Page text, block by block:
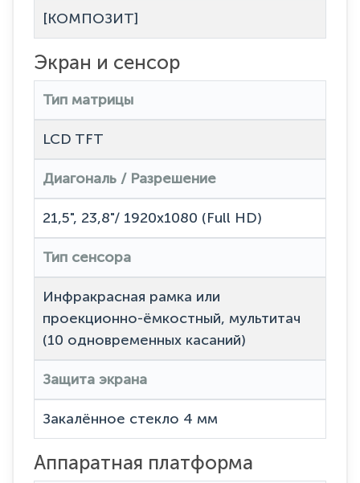
[КОМПОЗИТ]
Экран и сенсор
Тип матрицы
LCD TFT
Диагональ / Разрешение
21,5", 23,8"/ 1920x1080 (Full HD)
Тип сенсора
Инфракрасная рамка или
проекционно-ёмкостный, мультитач
(10 одновременных касаний)
Защита экрана
Закалённое стекло 4 мм
Аппаратная платформа